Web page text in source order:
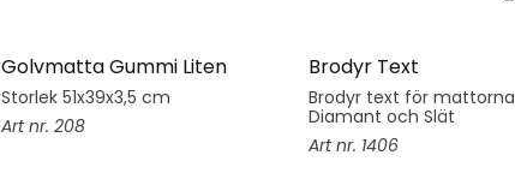
Golvmatta Gummi Liten
Storlek 51x39x3,5 cm
208
Brodyr Text
Brodyr text för mattorna
Diamant och Slät
1406